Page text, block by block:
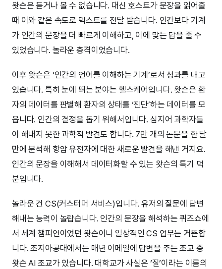
왓슨은 듣거나 볼 수 없습니다. 대신 호스트가 문장을 읽어줄
때 이와 같은 속도로 텍스트를 전달 받습니다. 인간보다 기계
가 인간의 문장을 더 빠르게 이해하고, 이에 맞는 답을 줄 수
있었습니다. 놀라운 충격이었습니다.
이후 왓슨은 ‘인간의 언어를 이해하는 기계’로서 성과를 내고
있습니다. 특히 눈에 띄는 분야는 헬스케어입니다. 왓슨은 환
자의 데이터를 판별해 환자의 상태를 ‘진단’하는 데이터를 모
읍니다. 인간의 결정을 돕기 위해서입니다. 심지어 과학자들
이 해내지 못한 과학적 발견도 합니다. 7만 개의 논문을 한 달
만에 분석해 항암 유전자에 대한 새로운 발견을 해낸 거지요.
인간의 문장을 이해해서 데이터화할 수 있는 왓슨의 특기 덕
분입니다.
놀라운 건 CS(커스터머 서비스)입니다. 유저의 질문에 답변
해내는 능력이 놀랍습니다. 인간의 문장을 해석하는 퀴즈쇼에
서 세계 챔피언이었던 왓슨이니 일상적인 CS 업무는 거뜬합
니다. 조지아공대에서는 매년 이메일에 답변을 주는 조교 중
왓슨 AI 조교가 있습니다. 대학교가 사실은 ‘질’이라는 이름의